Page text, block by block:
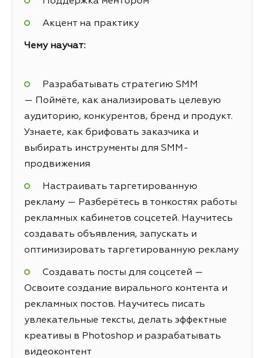
Акцент на практику
Чему научат:
Разрабатывать стратегию SMM
— Поймёте, как анализировать целевую
аудиторию, конкурентов, бренд и продукт.
Узнаете, как брифовать заказчика и
выбирать инструменты для SMM-
продвижения
Настраивать таргетированную
рекламу — Разберётесь в тонкостях работы
рекламных кабинетов соцсетей. Научитесь
создавать объявления, запускать и
оптимизировать таргетированную рекламу
Создавать посты для соцсетей —
Освоите создание вирального контента и
рекламных постов. Научитесь писать
увлекательные тексты, делать эффектные
креативы в Photoshop и разрабатывать
видеоконтент